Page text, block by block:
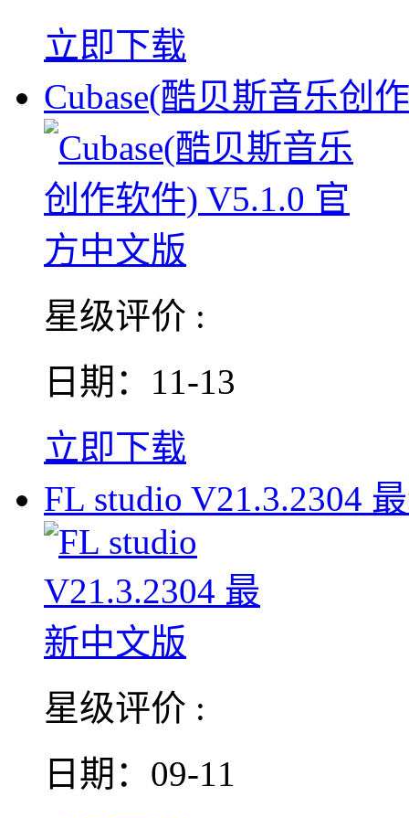
立即下载
Cubase(酷贝斯音乐创
星级评价 :
日期：11-13
立即下载
FL studio V21.3.2304
星级评价 :
日期：09-11